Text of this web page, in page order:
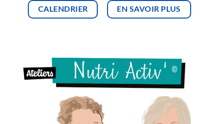
CALENDRIER EN SAVOIR PLUS